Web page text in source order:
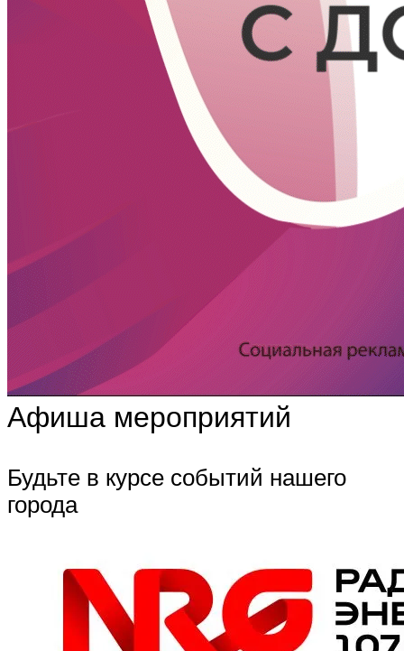
Афиша мероприятий
Будьте в курсе событий нашего
города